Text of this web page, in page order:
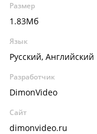
Размер
1.83Мб
Язык
Русский, Английский
Разработчик
DimonVideo
Сайт
dimonvideo.ru